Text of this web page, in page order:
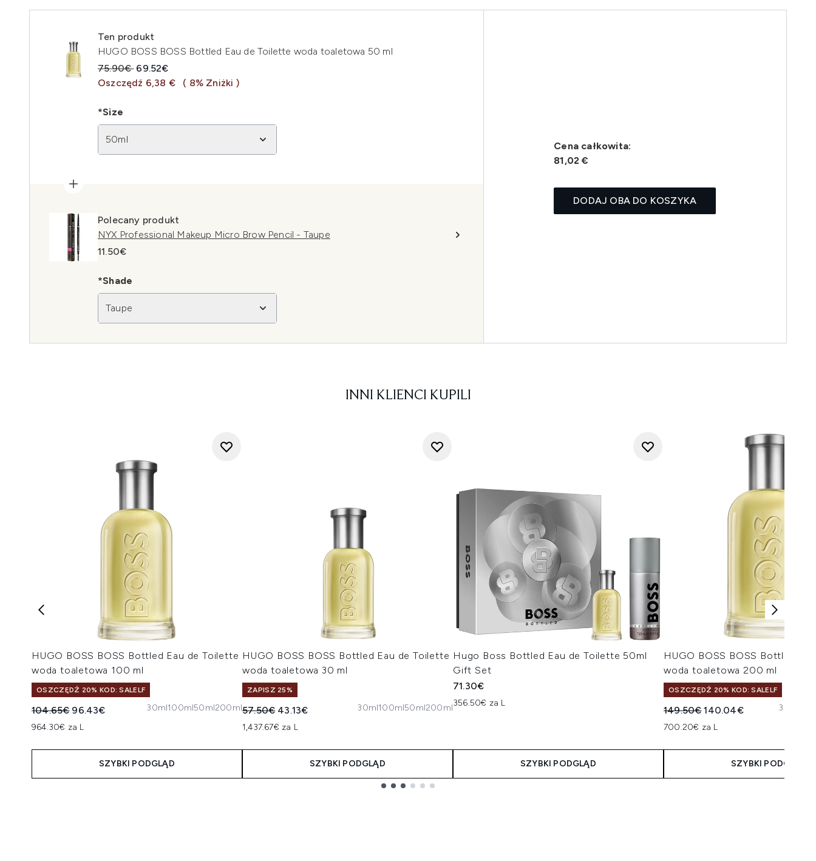
Ten produkt
HUGO BOSS BOSS Bottled Eau de Toilette woda toaletowa 50 ml
Sugerowana cena detaliczna:
75.90€ Aktualna cena:
69.52€
Oszczędź 6,38 €
( 8% Zniżki )
*Size
50ml
Polecany produkt
NYX Professional Makeup Micro Brow Pencil - Taupe
11.50€
*Shade
Taupe
Cena całkowita:
81,02 €
DODAJ OBA DO KOSZYKA
INNI KLIENCI KUPILI
HUGO BOSS BOSS Bottled Eau de Toilette
woda toaletowa 100 ml
OSZCZĘDŹ 20% KOD: SALELF
Sugerowana cena detaliczna:
104.65€ Aktualna cena:
96.43€
964.30€ za L
30ml100ml50ml200ml
SZYBKI PODGLĄD
HUGO BOSS BOSS Bottled Eau de Toilette
woda toaletowa 30 ml
ZAPISZ 25%
Sugerowana cena detaliczna:
57.50€ Aktualna cena:
43.13€
1,437.67€ za L
30ml100ml50ml200ml
SZYBKI PODGLĄD
Hugo Boss Bottled Eau de Toilette 50ml
Gift Set
71.30€
356.50€ za L
SZYBKI PODGLĄD
HUGO BOSS BOSS Bottled
woda toaletowa 200 ml
OSZCZĘDŹ 20% KOD: SALELF
Sugerowana cena detaliczna:
149.50€Aktualna cena:
140.04€
700.20€ za L
30ml
SZYBKI PODGLĄD